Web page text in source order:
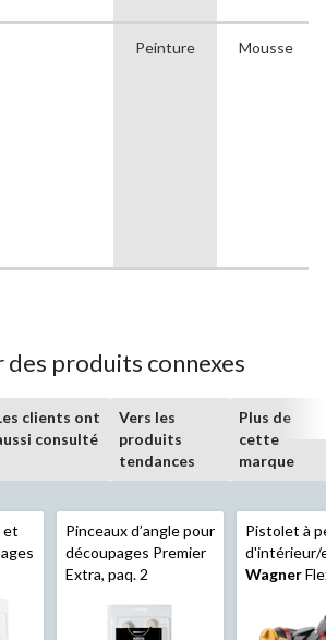
Peinture Mousse
produits connexes
clients ont
consulté
Vers les
produits
tendances
Plus de
cette
marque
et
Pinceaux d’angle pour
découpages Premier
Extra, paq. 2
Pistolet à
d'intérieur/
Wagner